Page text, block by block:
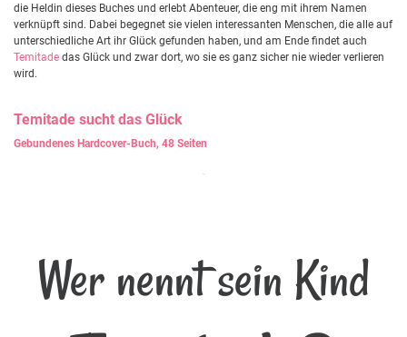
die Heldin dieses Buches und erlebt Abenteuer, die eng mit ihrem Namen
verknüpft sind. Dabei begegnet sie vielen interessanten Menschen, die alle auf
unterschiedliche Art ihr Glück gefunden haben, und am Ende findet auch
Temitade das Glück und zwar dort, wo sie es ganz sicher nie wieder verlieren
wird.
Temitade sucht das Glück
Gebundenes Hardcover-Buch, 48 Seiten
Wer nennt sein Kind